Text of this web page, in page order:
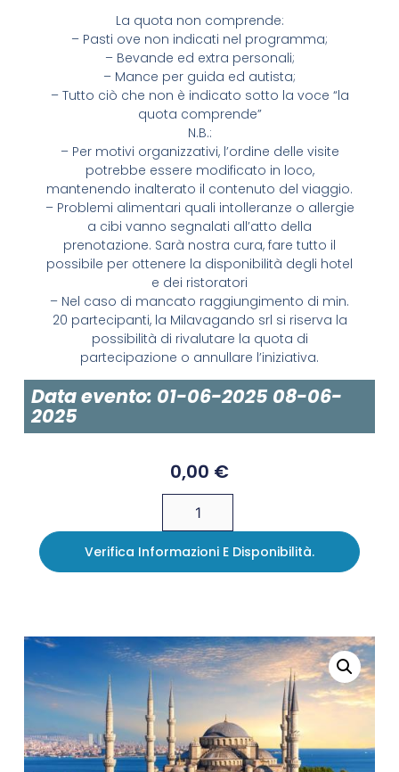
La quota non comprende:
– Pasti ove non indicati nel programma;
– Bevande ed extra personali;
– Mance per guida ed autista;
– Tutto ciò che non è indicato sotto la voce “la
quota comprende”
N.B.:
– Per motivi organizzativi, l’ordine delle visite
potrebbe essere modificato in loco,
mantenendo inalterato il contenuto del viaggio.
– Problemi alimentari quali intolleranze o allergie
a cibi vanno segnalati all’atto della
prenotazione. Sarà nostra cura, fare tutto il
possibile per ottenere la disponibilità degli hotel
e dei ristoratori
– Nel caso di mancato raggiungimento di min.
20 partecipanti, la Milavagando srl si riserva la
possibilità di rivalutare la quota di
partecipazione o annullare l’iniziativa.
Data evento: 01-06-2025 08-06-
2025
0,00 €
Verifica Informazioni E Disponibilità.